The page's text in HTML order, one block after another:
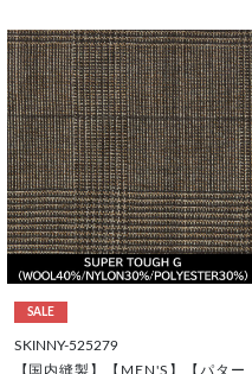
SALE
SKINNY-525279
【国内縫製】【MEN'S】【パター